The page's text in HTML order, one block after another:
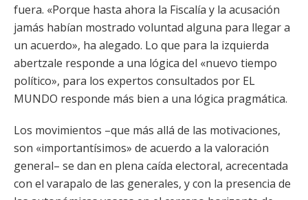
fuera. «Porque hasta ahora la Fiscalía y la acusación
jamás habían mostrado voluntad alguna para llegar a
un acuerdo», ha alegado. Lo que para la izquierda
abertzale responde a una lógica del «nuevo tiempo
político», para los expertos consultados por EL
MUNDO responde más bien a una lógica pragmática.
Los movimientos –que más allá de las motivaciones,
son «importantísimos» de acuerdo a la valoración
general– se dan en plena caída electoral, acrecentada
con el varapalo de las generales, y con la presencia de